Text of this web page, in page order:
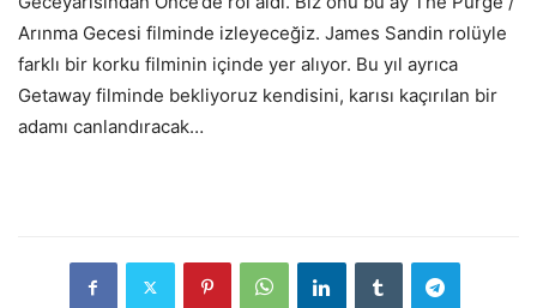
Arınma Gecesi filminde izleyeceğiz. James Sandin rolüyle
farklı bir korku filminin içinde yer alıyor. Bu yıl ayrıca
Getaway filminde bekliyoruz kendisini, karısı kaçırılan bir
adamı canlandıracak…